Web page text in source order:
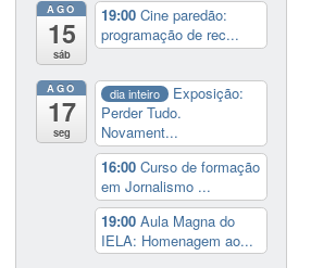
AGO
15
sáb
19:00Cine paredão:
programação de rec...
AGO
17
seg
dia inteiro
Exposição:
Perder Tudo.
Novament...
16:00Curso de formação
em Jornalismo ...
19:00Aula Magna do
IELA: Homenagem ao...